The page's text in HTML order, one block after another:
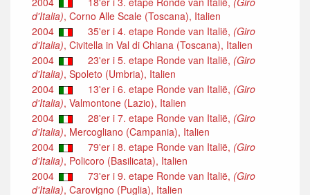
d'Italia), Corno Alle Scale (Toscana), Italien
2004
35'er i 4. etape Ronde van Italië, (Giro
d'Italia), Civitella in Val di Chiana (Toscana), Italien
2004
23'er i 5. etape Ronde van Italië, (Giro
d'Italia), Spoleto (Umbria), Italien
2004
13'er i 6. etape Ronde van Italië, (Giro
d'Italia), Valmontone (Lazio), Italien
2004
28'er i 7. etape Ronde van Italië, (Giro
d'Italia), Mercogliano (Campania), Italien
2004
79'er i 8. etape Ronde van Italië, (Giro
d'Italia), Policoro (Basilicata), Italien
2004
73'er i 9. etape Ronde van Italië, (Giro
d'Italia), Carovigno (Puglia), Italien